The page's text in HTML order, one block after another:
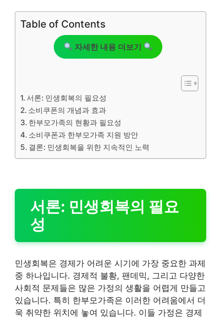
Table of Contents
자세한 내용 더보기
서론: 민생회복의 필요성
소비쿠폰의 개념과 효과
한부모가족의 현황과 필요성
소비쿠폰과 한부모가족 지원 방안
결론: 민생회복을 위한 지속적인 노력
서론: 민생회복의 필요
성
민생회복은 경제가 어려운 시기에 가장 중요한 과제
중 하나입니다. 경제적 불황, 팬데믹, 그리고 다양한
사회적 문제들은 많은 가정의 생활을 어렵게 만들고
있습니다. 특히 한부모가족은 이러한 어려움에서 더
욱 취약한 위치에 놓여 있습니다. 이들 가정은 경제